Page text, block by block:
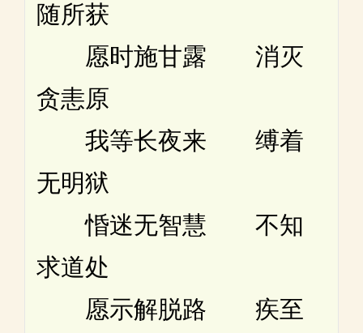
随所获
愿时施甘露 消灭
贪恚原
我等长夜来 缚着
无明狱
惛迷无智慧 不知
求道处
愿示解脱路 疾至